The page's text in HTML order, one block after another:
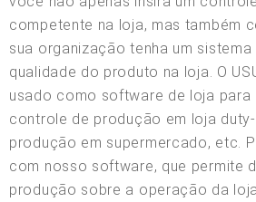
competente na loja, mas também
sua organização tenha um
qualidade do produto na loja. O
usado como software de loja para
controle de produção em loja
produção em supermercado, etc.
com nosso software, que permite
produção sobre a operação da